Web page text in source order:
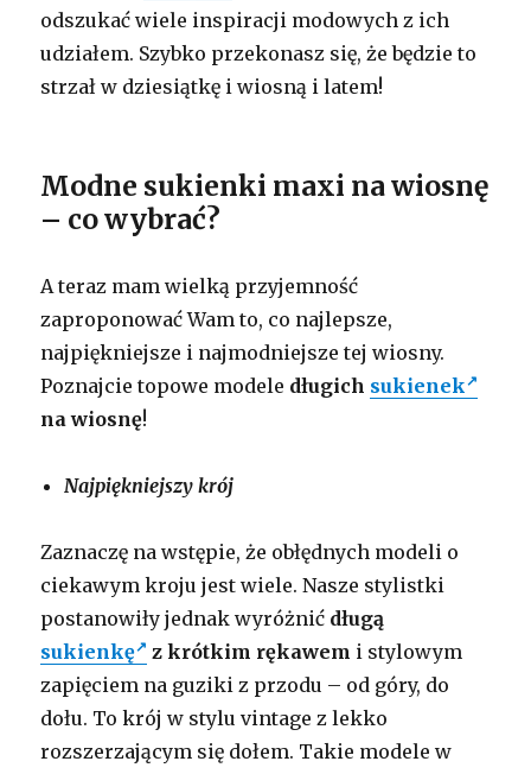
odszukać wiele inspiracji modowych z ich
udziałem. Szybko przekonasz się, że będzie to
strzał w dziesiątkę i wiosną i latem!
Modne sukienki maxi na wiosnę
– co wybrać?
A teraz mam wielką przyjemność
zaproponować Wam to, co najlepsze,
najpiękniejsze i najmodniejsze tej wiosny.
Poznajcie topowe modele długich sukienek
na wiosnę!
Najpiękniejszy krój
Zaznaczę na wstępie, że obłędnych modeli o
ciekawym kroju jest wiele. Nasze stylistki
postanowiły jednak wyróżnić długą
sukienkę
z krótkim rękawem i stylowym
zapięciem na guziki z przodu – od góry, do
dołu. To krój w stylu vintage z lekko
rozszerzającym się dołem. Takie modele w